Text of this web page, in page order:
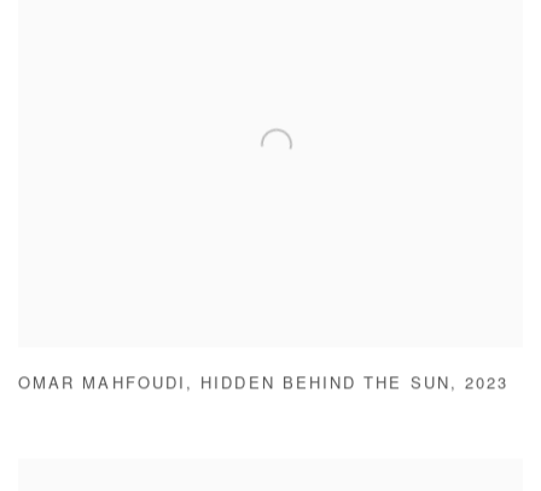
OMAR MAHFOUDI , HIDDEN BEHIND THE SUN ,2023